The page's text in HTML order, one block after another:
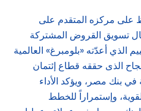
على مركزه المتقدم على
تسويق القروض المشتركة
الذي أعدّته «بلومبرغ» العالمية
الذى حققه قطاع إئتمان
بنك مصر، ويؤكد الأداء
وإستمراراً للخطط